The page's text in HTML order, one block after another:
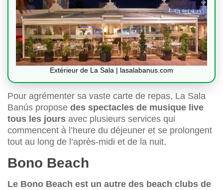
Extérieur de La Sala | lasalabanus.com
Pour agrémenter sa vaste carte de repas, La Sala
Banús propose des spectacles de musique live
tous les jours avec plusieurs services qui
commencent à l’heure du déjeuner et se prolongent
tout au long de l’après-midi et de la nuit.
Bono Beach
Le Bono Beach est un autre des beach clubs de